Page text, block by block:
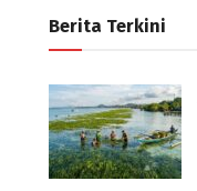
Berita Terkini